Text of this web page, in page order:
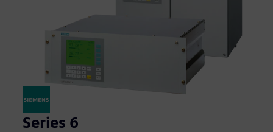
Series 6